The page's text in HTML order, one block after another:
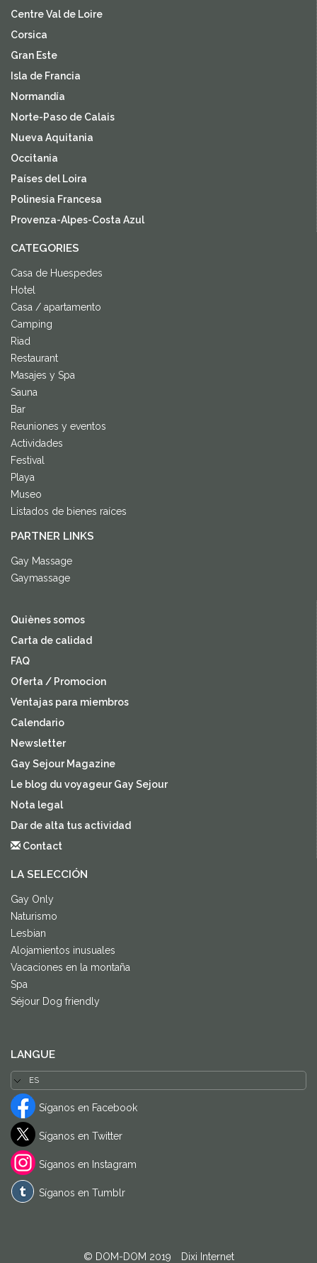
Centre Val de Loire
Corsica
Gran Este
Isla de Francia
Normandía
Norte-Paso de Calais
Nueva Aquitania
Occitania
Países del Loira
Polinesia Francesa
Provenza-Alpes-Costa Azul
CATEGORIES
Casa de Huespedes
Hotel
Casa / apartamento
Camping
Riad
Restaurant
Masajes y Spa
Sauna
Bar
Reuniones y eventos
Actividades
Festival
Playa
Museo
Listados de bienes raíces
PARTNER LINKS
Gay Massage
Gaymassage
Quiènes somos
Carta de calidad
FAQ
Oferta / Promocion
Ventajas para miembros
Calendario
Newsletter
Gay Sejour Magazine
Le blog du voyageur Gay Sejour
Nota legal
Dar de alta tus actividad
Contact
LA SELECCIÓN
Gay Only
Naturismo
Lesbian
Alojamientos inusuales
Vacaciones en la montaña
Spa
Séjour Dog friendly
LANGUE
Síganos en Facebook
Síganos en Twitter
Síganos en Instagram
Síganos en Tumblr
© DOM-DOM 2019 Dixi Internet